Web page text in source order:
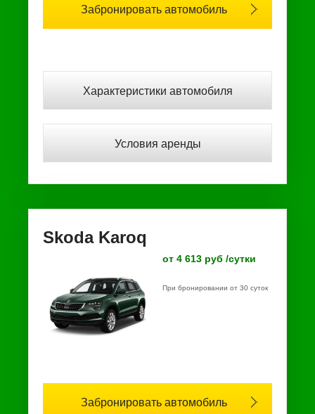
Забронировать автомобиль
Характеристики автомобиля
Условия аренды
Skoda Karoq
от 4 613 руб /сутки
При бронировании от 30 суток
Забронировать автомобиль